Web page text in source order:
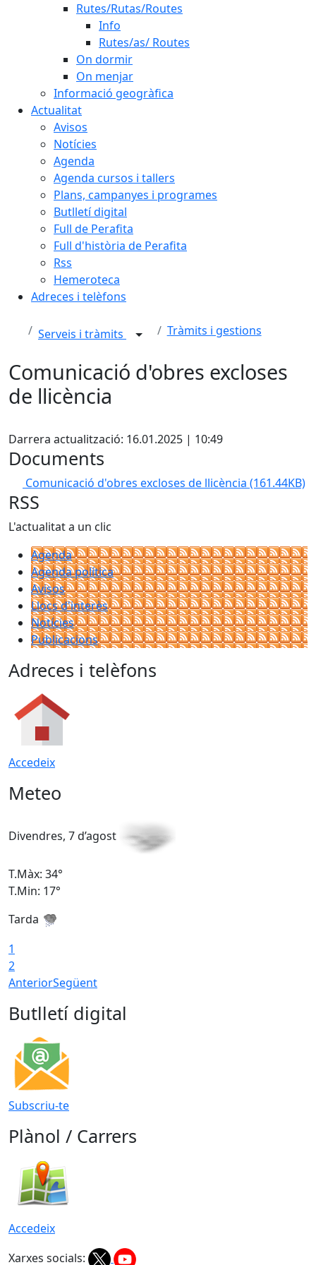
Rutes/Rutas/Routes
Info
Rutes/as/ Routes
On dormir
On menjar
Informació geogràfica
Actualitat
Avisos
Notícies
Agenda
Agenda cursos i tallers
Plans, campanyes i programes
Butlletí digital
Full de Perafita
Full d'història de Perafita
Rss
Hemeroteca
Adreces i telèfons
Serveis i tràmits Tràmits i gestions
Comunicació d'obres excloses
de llicència
Darrera actualització: 16.01.2025 | 10:49
Documents
Comunicació d'obres excloses de llicència (161.44KB)
RSS
L'actualitat a un clic
Agenda
Agenda política
Avisos
Llocs d'interès
Notícies
Publicacions
Adreces i telèfons
Accedeix
Meteo
Divendres, 7 d’agost
T.Màx: 34°
T.Min: 17°
Tarda
1
2
AnteriorSegüent
Butlletí digital
Subscriu-te
Plànol / Carrers
Accedeix
Xarxes socials: